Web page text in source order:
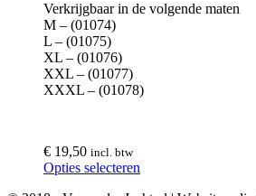
Verkrijgbaar in de volgende maten
M – (01074)
L – (01075)
XL – (01076)
XXL – (01077)
XXXL – (01078)
€ 19,50 incl. btw
Opties selecteren